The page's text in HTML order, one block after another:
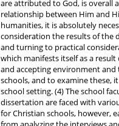
are attributed to God, is overall
relationship between Him and
humanities, it is absolutely
consideration the results of the
and turning to practical
which manifests itself as a
and accepting environment and
schools, and to examine these,
school setting. (4) The school
dissertation are faced with
for Christian schools, however,